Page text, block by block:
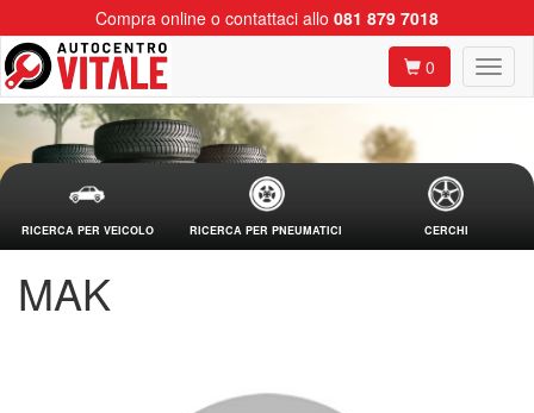
Compra online o contattaci allo 081 879 7018
0
RICERCA PER VEICOLO RICERCA PER PNEUMATICI CERCHI
MAK